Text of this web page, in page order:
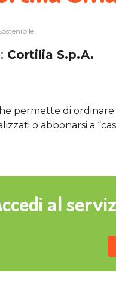
: Cortilia S.p.A.
permette di
o abbonarsi a
al